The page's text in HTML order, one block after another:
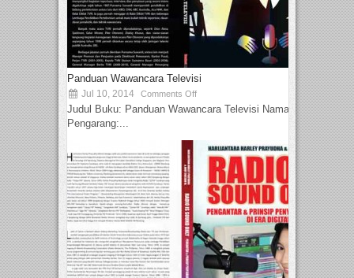
Panduan Wawancara Televisi
Jul 10, 2014 Comments Off
Judul Buku: Panduan Wawancara Televisi Nama
Pengarang:...